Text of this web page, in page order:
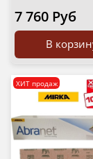
7 760 Руб
В
ХИТ продаж